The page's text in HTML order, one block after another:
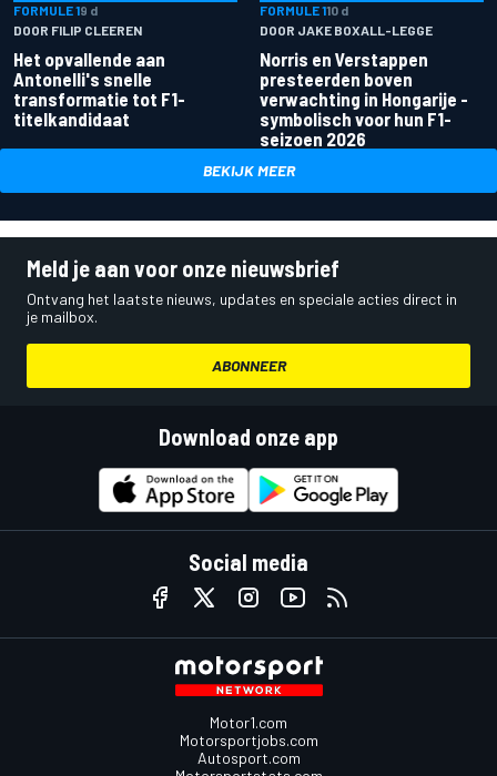
FORMULE 19 d
DOOR FILIP CLEEREN
Het opvallende aan
Antonelli's snelle
transformatie tot F1-
titelkandidaat
FORMULE 110 d
DOOR JAKE BOXALL-LEGGE
Norris en Verstappen
presteerden boven
verwachting in Hongarije -
symbolisch voor hun F1-
seizoen 2026
BEKIJK MEER
Meld je aan voor onze nieuwsbrief
Ontvang het laatste nieuws, updates en speciale acties direct in
je mailbox.
ABONNEER
Download onze app
Social media
Motor1.com
Motorsportjobs.com
Autosport.com